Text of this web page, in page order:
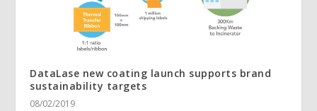
DataLase new coating launch supports brand
sustainability targets
08/02/2019